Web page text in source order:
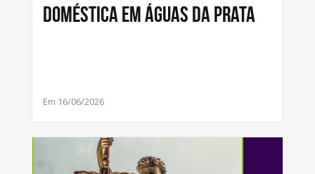
doméstica em Águas da Prata
Em 16/06/2026